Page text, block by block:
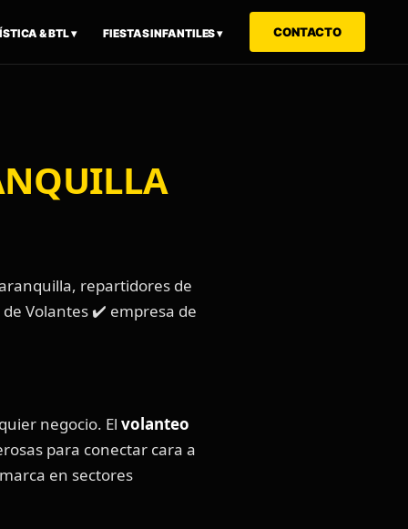
& BTL ▾ FIESTAS INFANTILES ▾ CONTACTO
repartidores de
Volantes ✔️ empresa de
negocio. El volanteo
para conectar cara a
en sectores